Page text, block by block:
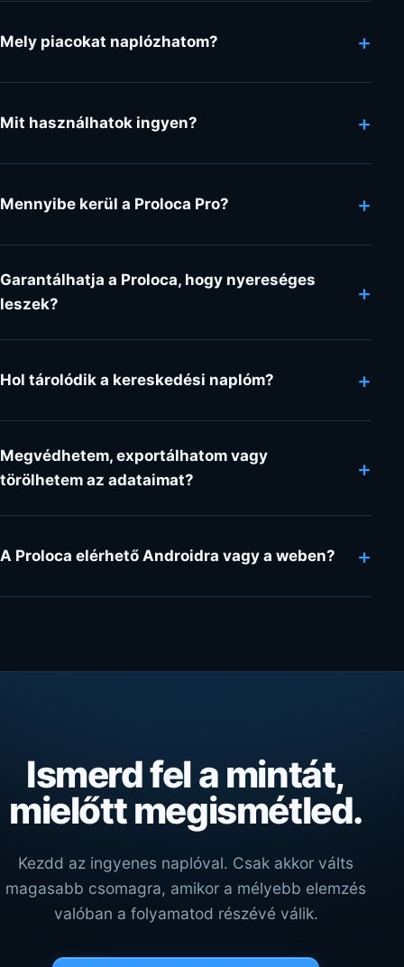
Mely piacokat naplózhatom? +
Mit használhatok ingyen? +
Mennyibe kerül a Proloca Pro? +
Garantálhatja a Proloca, hogy nyereséges
leszek?
+
Hol tárolódik a kereskedési naplóm? +
Megvédhetem, exportálhatom vagy
törölhetem az adataimat?
+
A Proloca elérhető Androidra vagy a weben? +
Ismerd fel a mintát,
mielőtt megismétled.
Kezdd az ingyenes naplóval. Csak akkor válts
magasabb csomagra, amikor a mélyebb elemzés
valóban a folyamatod részévé válik.